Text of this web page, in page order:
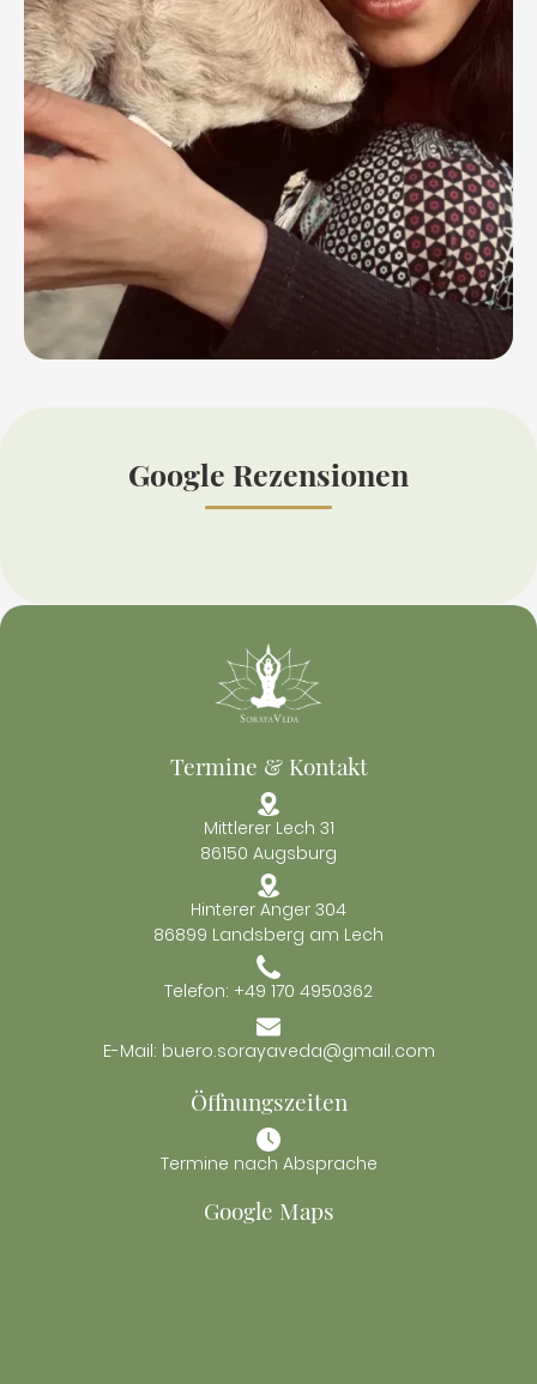
Google Rezensionen
Termine & Kontakt
Mittlerer Lech 31
86150 Augsburg
Hinterer Anger 304
86899 Landsberg am Lech
Telefon: +49 170 4950362
E-Mail: buero.sorayaveda@gmail.com
Öffnungszeiten
Termine nach Absprache
Google Maps